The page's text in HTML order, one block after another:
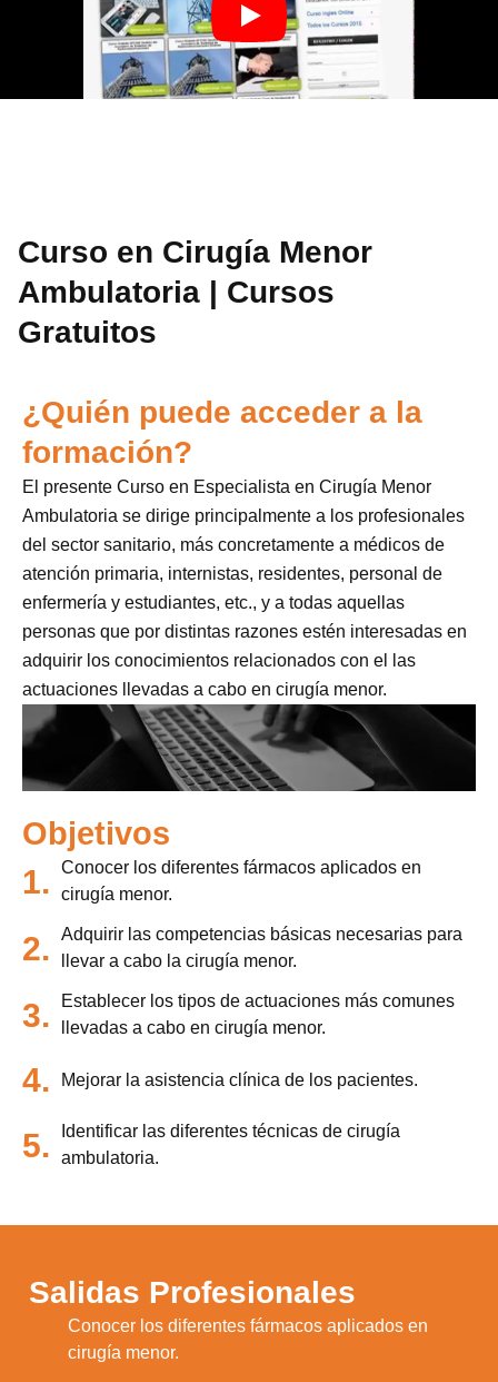
Curso en Cirugía Menor
Ambulatoria | Cursos
Gratuitos
¿Quién puede acceder a la
formación?
El presente Curso en Especialista en Cirugía Menor
Ambulatoria se dirige principalmente a los profesionales
del sector sanitario, más concretamente a médicos de
atención primaria, internistas, residentes, personal de
enfermería y estudiantes, etc., y a todas aquellas
personas que por distintas razones estén interesadas en
adquirir los conocimientos relacionados con el las
actuaciones llevadas a cabo en cirugía menor.
Objetivos
1.
Conocer los diferentes fármacos aplicados en
cirugía menor.
2.
Adquirir las competencias básicas necesarias para
llevar a cabo la cirugía menor.
3.
Establecer los tipos de actuaciones más comunes
llevadas a cabo en cirugía menor.
4. Mejorar la asistencia clínica de los pacientes.
5.
Identificar las diferentes técnicas de cirugía
ambulatoria.
Salidas Profesionales
Conocer los diferentes fármacos aplicados en
cirugía menor.